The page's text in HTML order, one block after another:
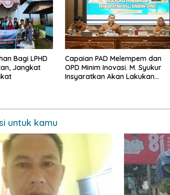
Bagi LPHD
Jangkat
Capaian PAD Melempem dan
OPD Minim Inovasi. M. Syukur
Insyaratkan Akan Lakukan
untuk kamu